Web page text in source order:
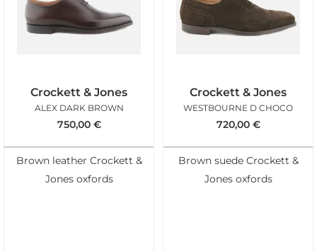
Crockett & Jones
ALEX DARK BROWN
750,00 €
Brown leather Crockett &
Jones oxfords
Crockett & Jones
WESTBOURNE D CHOCO
720,00 €
Brown suede Crockett &
Jones oxfords